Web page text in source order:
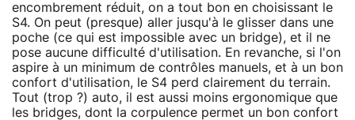
encombrement réduit, on a tout bon en choisissant le
S4. On peut (presque) aller jusqu'à le glisser dans une
poche (ce qui est impossible avec un bridge), et il ne
pose aucune difficulté d'utilisation. En revanche, si l'on
aspire à un minimum de contrôles manuels, et à un bon
confort d'utilisation, le S4 perd clairement du terrain.
Tout (trop ?) auto, il est aussi moins ergonomique que
les bridges, dont la corpulence permet un bon confort